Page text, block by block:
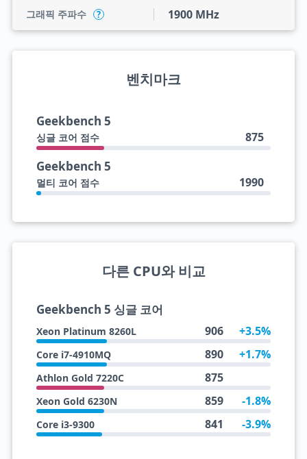
그래픽 주파수 ? 1900 MHz
벤치마크
Geekbench 5
싱글 코어 점수 875
Geekbench 5
멀티 코어 점수 1990
다른 CPU와 비교
Geekbench 5 싱글 코어
Xeon Platinum 8260L 906 +3.5%
Core i7-4910MQ 890 +1.7%
Athlon Gold 7220C 875
Xeon Gold 6230N 859 -1.8%
Core i3-9300 841 -3.9%